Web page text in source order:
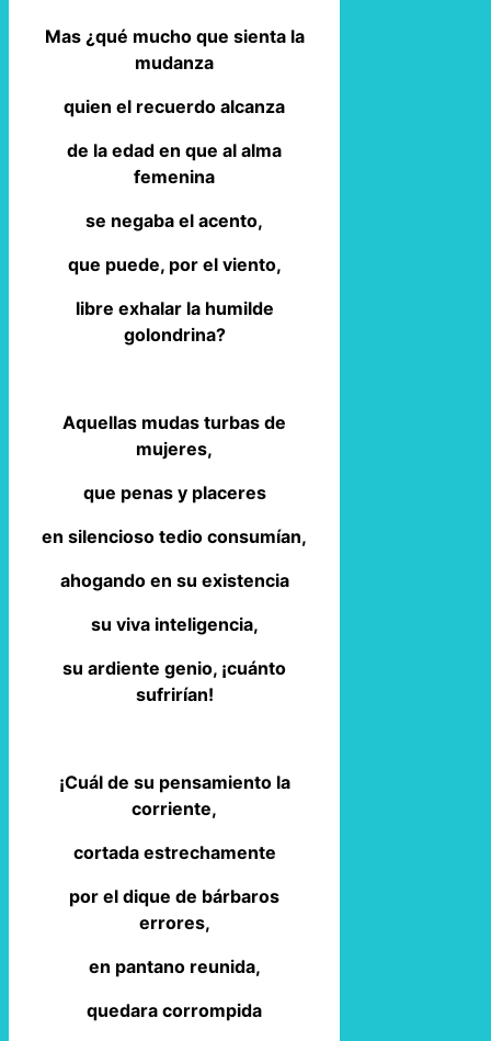
Mas ¿qué mucho que sienta la
mudanza
quien el recuerdo alcanza
de la edad en que al alma
femenina
se negaba el acento,
que puede, por el viento,
libre exhalar la humilde
golondrina?
Aquellas mudas turbas de
mujeres,
que penas y placeres
en silencioso tedio consumían,
ahogando en su existencia
su viva inteligencia,
su ardiente genio, ¡cuánto
sufrirían!
¡Cuál de su pensamiento la
corriente,
cortada estrechamente
por el dique de bárbaros
errores,
en pantano reunida,
quedara corrompida